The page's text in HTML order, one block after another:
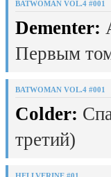
BATWOMAN VOL.4 #001
Dementer:
Первым
BATWOMAN VOL.4 #001
Colder:
третий)